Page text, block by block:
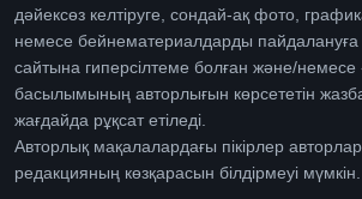
дәйексөз келтіруге, сондай-ақ фото,
немесе бейнематериалдарды
сайтына гиперсілтеме болған және/
басылымының авторлығын көрсететін
жағдайда рұқсат етіледі.
Авторлық мақалалардағы пікірлер
редакцияның көзқарасын білдірмеуі мүмкін.